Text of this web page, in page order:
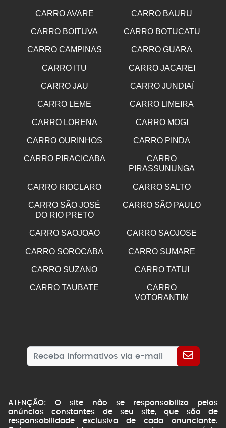
CARRO AVARE CARRO BAURU
CARRO BOITUVA CARRO BOTUCATU
CARRO CAMPINAS CARRO GUARA
CARRO ITU CARRO JACAREI
CARRO JAU CARRO JUNDIAÍ
CARRO LEME CARRO LIMEIRA
CARRO LORENA CARRO MOGI
CARRO OURINHOS CARRO PINDA
CARRO PIRACICABA
CARRO
PIRASSUNUNGA
CARRO RIOCLARO CARRO SALTO
CARRO SÃO JOSÉ
DO RIO PRETO
CARRO SÃO PAULO
CARRO SAOJOAO CARRO SAOJOSE
CARRO SOROCABA CARRO SUMARE
CARRO SUZANO CARRO TATUI
CARRO TAUBATE
CARRO
VOTORANTIM
ATENÇÃO: O site não se responsabiliza pelos
anúncios constantes de seu site, que são de
responsabilidade exclusiva de cada anunciante.